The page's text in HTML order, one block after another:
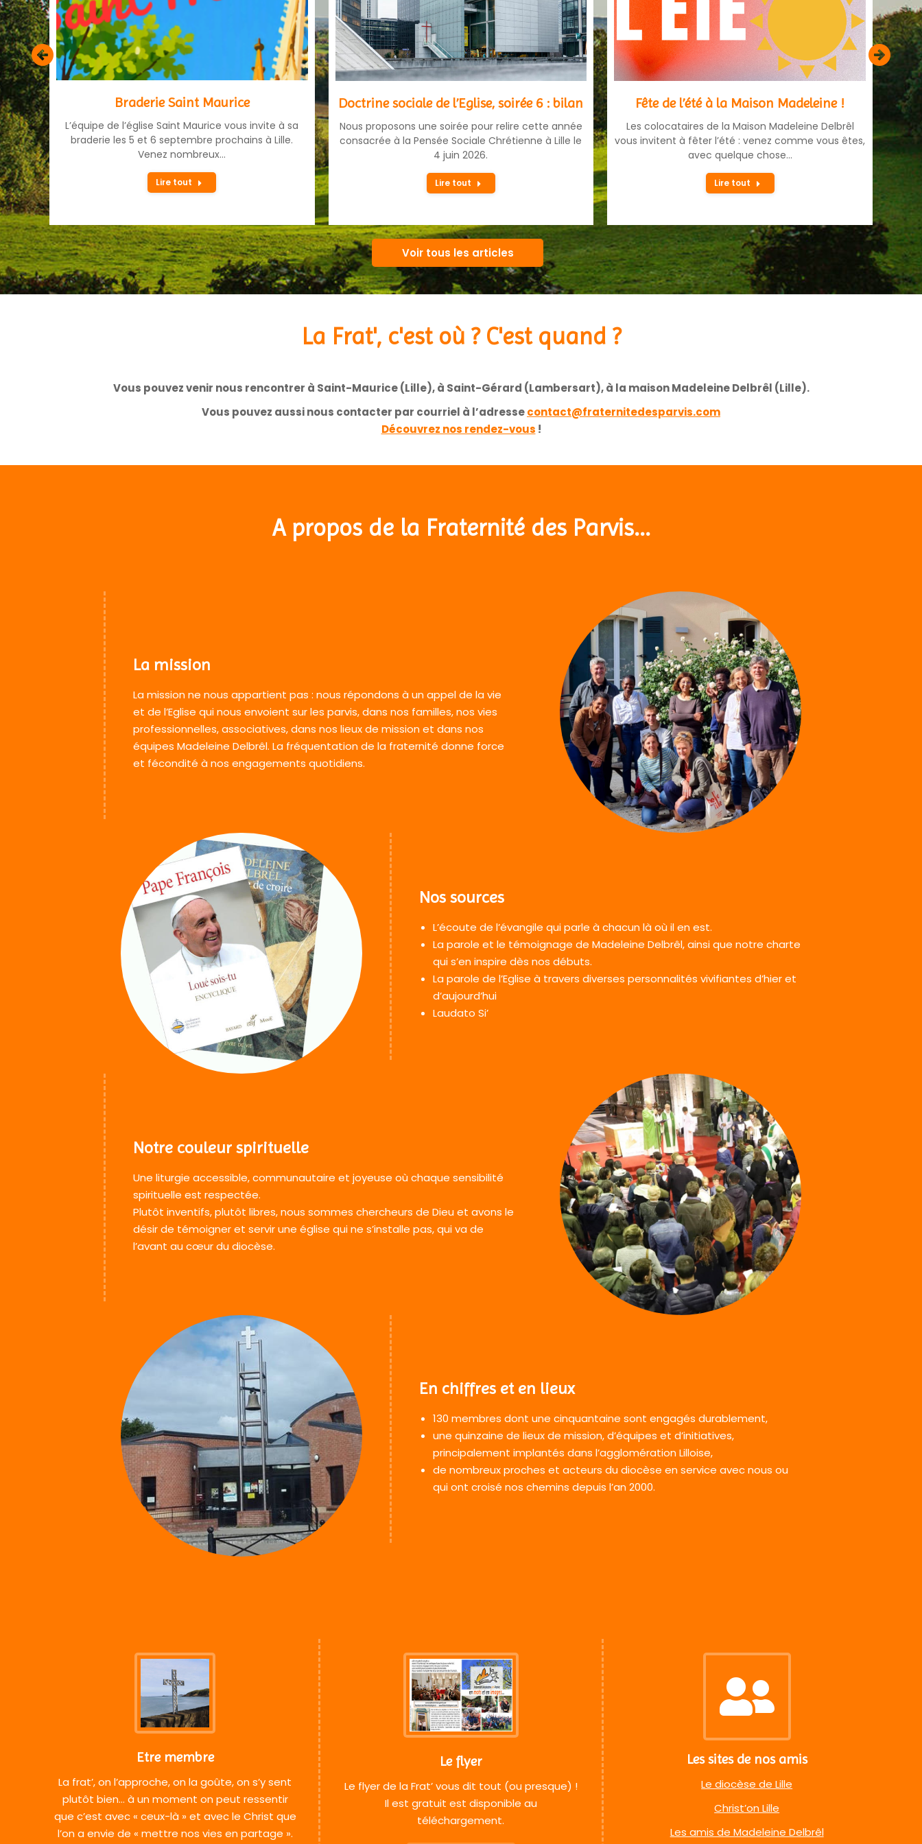
de
!
Braderie Saint Maurice
L’équipe de l’église Saint Maurice vous invite à sa
braderie les 5 et 6 septembre prochains à Lille.
Venez nombreux…
Lire tout
Doctrine sociale de l’Eglise, soirée 6 : bilan
Nous proposons une soirée pour relire cette année
consacrée à la Pensée Sociale Chrétienne à Lille le
4 juin 2026.
Lire tout
Fête de l’été à la Maison Madeleine !
Les colocataires de la Maison Madeleine Delbrêl
vous invitent à fêter l’été : venez comme vous êtes,
avec quelque chose…
Lire tout
la
Voir tous les articles
La Frat', c'est où ? C'est quand ?
Vous pouvez venir nous rencontrer à Saint-Maurice (Lille), à Saint-Gérard (Lambersart), à la maison Madeleine Delbrêl (Lille).
Vous pouvez aussi nous contacter par courriel à l’adressecontact@fraternitedesparvis.com
Découvrez nos rendez-vous !
A propos de la Fraternité des Parvis...
La mission
La mission ne nous appartient pas : nous répondons à un appel de la vie
et de l’Eglise qui nous envoient sur les parvis, dans nos familles, nos vies
professionnelles, associatives, dans nos lieux de mission et dans nos
équipes Madeleine Delbrêl. La fréquentation de la fraternité donne force
et fécondité à nos engagements quotidiens.
Nos sources
L’écoute de l’évangile qui parle à chacun là où il en est.
La parole et le témoignage de Madeleine Delbrêl, ainsi que notre charte
qui s’en inspire dès nos débuts.
La parole de l’Eglise à travers diverses personnalités vivifiantes d’hier et
d’aujourd’hui
Laudato Si’
Notre couleur spirituelle
Une liturgie accessible, communautaire et joyeuse où chaque sensibilité
spirituelle est respectée.
Plutôt inventifs, plutôt libres, nous sommes chercheurs de Dieu et avons le
désir de témoigner et servir une église qui ne s’installe pas, qui va de
l’avant au cœur du diocèse.
En chiffres et en lieux
130 membres dont une cinquantaine sont engagés durablement,
une quinzaine de lieux de mission, d’équipes et d’initiatives,
principalement implantés dans l’agglomération Lilloise,
de nombreux proches et acteurs du diocèse en service avec nous ou
qui ont croisé nos chemins depuis l’an 2000.
Etre membre
La frat’, on l’approche, on la goûte, on s’y sent
plutôt bien… à un moment on peut ressentir
que c’est avec « ceux-là » et avec le Christ que
l’on a envie de « mettre nos vies en partage ».
Le flyer
Le flyer de la Frat’ vous dit tout (ou presque) !
Il est gratuit est disponible au
téléchargement.
Les sites de nos amis
Le diocèse de Lille
Christ’on Lille
Les amis de Madeleine Delbrêl